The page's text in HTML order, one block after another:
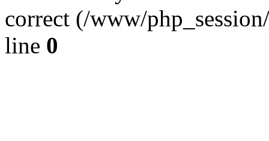
correct (/www/
line 0